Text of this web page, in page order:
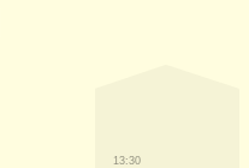
13:30